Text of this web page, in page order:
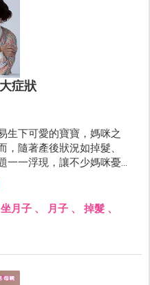
症狀
生下可愛的寶寶，媽咪之
隨著產後狀況如掉髮、
一一浮現，讓不少媽咪憂
生？媽咪又該如何有效解
坐月子、 月子、 掉髮、